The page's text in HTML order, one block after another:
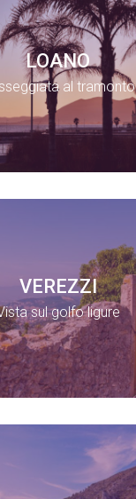
LOANO
al tramonto
VEREZZI
sul golfo ligure